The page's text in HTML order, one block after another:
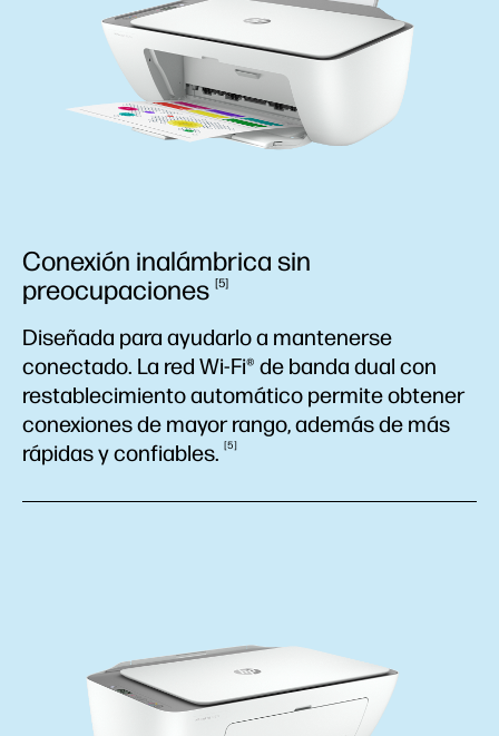
Conexión inalámbrica sin
preocupaciones
5
Diseñada para ayudarlo a mantenerse
conectado. La red Wi-Fi® de banda dual con
restablecimiento automático permite obtener
conexiones de mayor rango, además de más
rápidas yconfiables. 5